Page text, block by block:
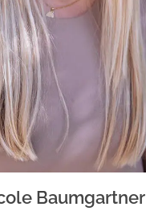
Baumgartner